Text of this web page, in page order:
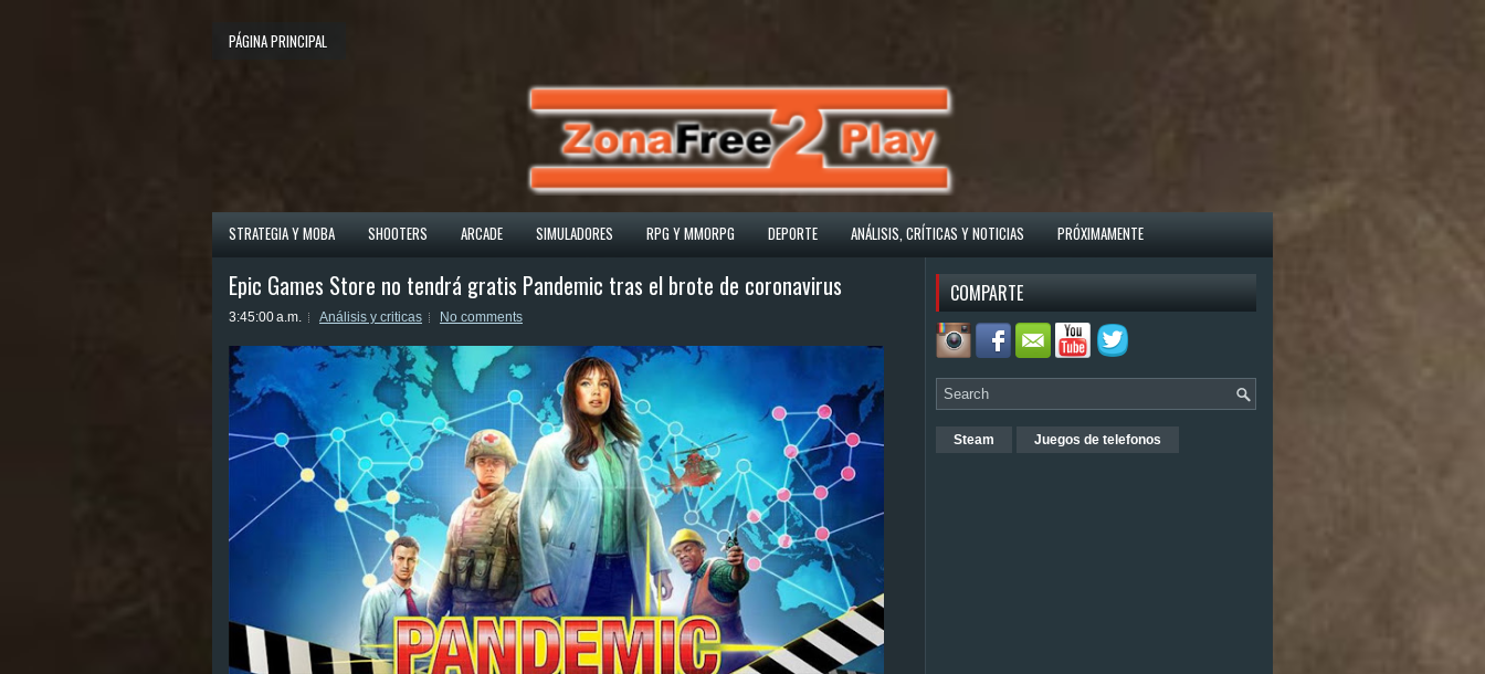
PÁGINA PRINCIPAL
STRATEGIA Y MOBA SHOOTERS ARCADE SIMULADORES RPG Y MMORPG DEPORTE ANÁLISIS, CRÍTICAS Y NOTICIAS PRÓXIMAMENTE
Epic Games Store no tendrá gratis Pandemic tras el brote de coronavirus
3:45:00 a.m. Análisis y criticas No comments
COMPARTE
Steam Juegos de telefonos